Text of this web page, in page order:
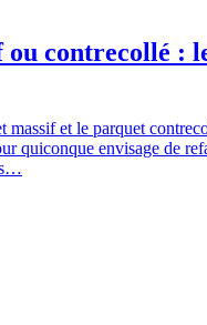
ou contrecollé :
massif et le parquet
quiconque envisage de